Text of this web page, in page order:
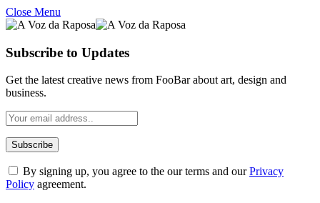
Close Menu
Subscribe to Updates
Get the latest creative news from FooBar about art, design and
business.
By signing up, you agree to the our terms and ourPrivacy
Policy agreement.